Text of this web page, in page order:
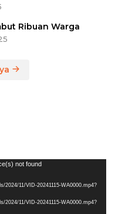
Ribuan Warga
not found
11/VID-20241115-WA0000.mp4?
11/VID-20241115-WA0000.mp4?